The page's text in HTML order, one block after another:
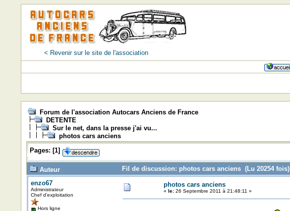
< Revenir sur le site de l'association
Forum de l'association Autocars Anciens de France
DETENTE
Sur le net, dans la presse j'ai vu...
photos cars anciens
Pages: [1]
Auteur
Fil de discussion: photos cars anciens (Lu 20254 fois)
enzo67
Administrateur
Chef d'exploitation
Hors ligne
photos cars anciens
« le:26 Septembre 2011 à 21:48:11 »